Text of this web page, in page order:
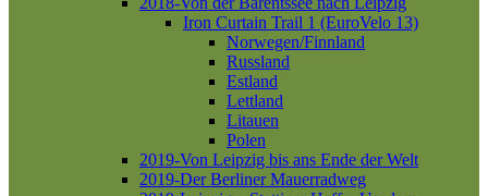
Iron Curtain Trail 1 (EuroVelo 13)
Norwegen/Finnland
Russland
Estland
Lettland
Litauen
Polen
2019-Von Leipzig bis ans Ende der Welt
2019-Der Berliner Mauerradweg